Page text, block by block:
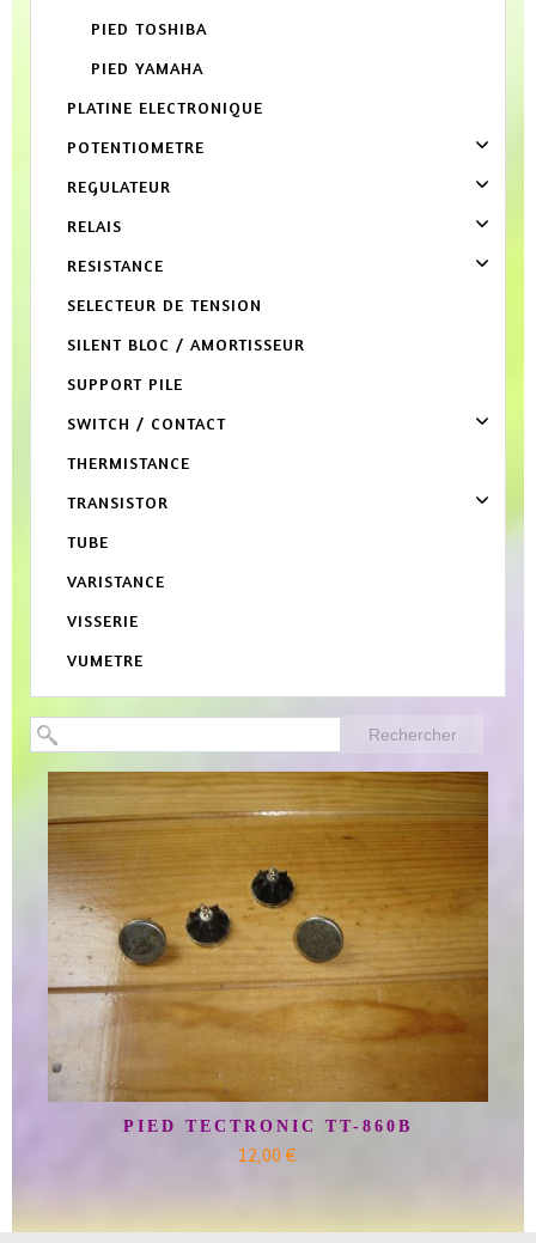
PIED TOSHIBA
PIED YAMAHA
PLATINE ELECTRONIQUE
POTENTIOMETRE
REGULATEUR
RELAIS
RESISTANCE
SELECTEUR DE TENSION
SILENT BLOC / AMORTISSEUR
SUPPORT PILE
SWITCH / CONTACT
THERMISTANCE
TRANSISTOR
TUBE
VARISTANCE
VISSERIE
VUMETRE
Rechercher
PIED TECTRONIC TT-860B
12,00 €